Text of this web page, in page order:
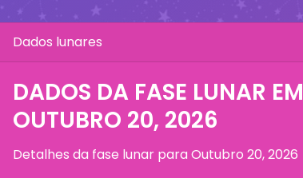
Dados lunares
DADOS DA FASE LUNAR EM
OUTUBRO 20, 2026
Detalhes da fase lunar paraOutubro 20, 2026